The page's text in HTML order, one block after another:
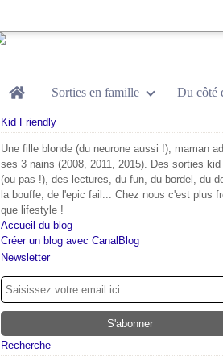
Home Sorties en famille Du côté
Kid Friendly
Une fille blonde (du neurone aussi !), maman
ses 3 nains (2008, 2011, 2015). Des sorties
(ou pas !), des lectures, du fun, du bordel, du
la bouffe, de l'epic fail... Chez nous c'est plus
que lifestyle !
Accueil du blog
Créer un blog avec CanalBlog
Newsletter
Recherche